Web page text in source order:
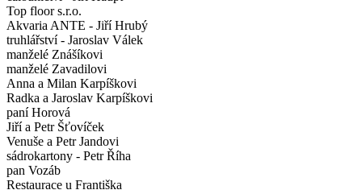
Top floor s.r.o.
Akvaria ANTE - Jiří Hrubý
truhlářství - Jaroslav Válek
manželé Znášíkovi
manželé Zavadilovi
Anna a Milan Karpíškovi
Radka a Jaroslav Karpíškovi
paní Horová
Jiří a Petr Šťovíček
Venuše a Petr Jandovi
sádrokartony - Petr Říha
pan Vozáb
Restaurace u Františka